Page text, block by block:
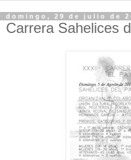
domingo, 29 de julio de
Carrera Sahelices